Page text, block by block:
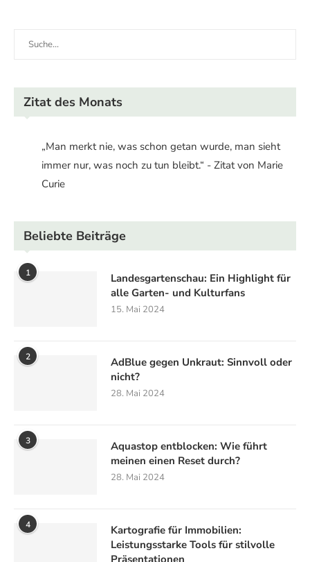
Zitat des Monats
„Man merkt nie, was schon getan wurde, man sieht
immer nur, was noch zu tun bleibt.“ - Zitat von Marie
Curie
Beliebte Beiträge
1
Landesgartenschau: Ein Highlight für
alle Garten- und Kulturfans
15. Mai 2024
2
AdBlue gegen Unkraut: Sinnvoll oder
nicht?
28. Mai 2024
3
Aquastop entblocken: Wie führt
meinen einen Reset durch?
28. Mai 2024
4
Kartografie für Immobilien:
Leistungsstarke Tools für stilvolle